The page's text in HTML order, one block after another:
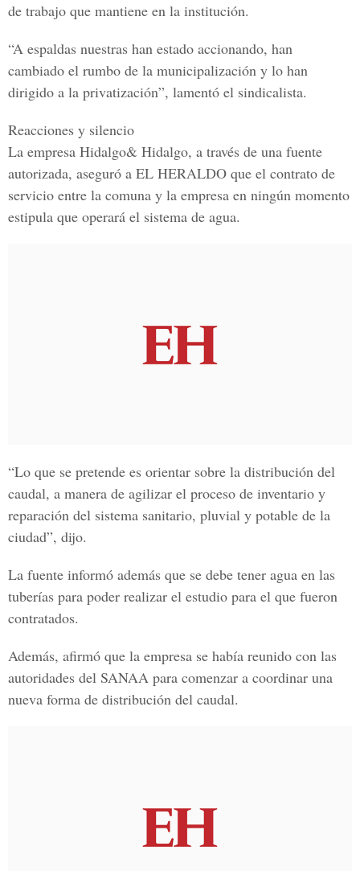
de trabajo que mantiene en la institución.
“A espaldas nuestras han estado accionando, han
cambiado el rumbo de la municipalización y lo han
dirigido a la privatización”, lamentó el sindicalista.
Reacciones y silencio
La empresa Hidalgo& Hidalgo, a través de una fuente
autorizada, aseguró a EL HERALDO que el contrato de
servicio entre la comuna y la empresa en ningún momento
estipula que operará el sistema de agua.
“Lo que se pretende es orientar sobre la distribución del
caudal, a manera de agilizar el proceso de inventario y
reparación del sistema sanitario, pluvial y potable de la
ciudad”, dijo.
La fuente informó además que se debe tener agua en las
tuberías para poder realizar el estudio para el que fueron
contratados.
Además, afirmó que la empresa se había reunido con las
autoridades del SANAA para comenzar a coordinar una
nueva forma de distribución del caudal.